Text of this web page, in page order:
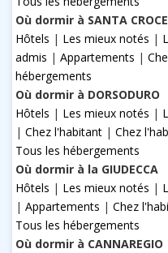
Où dormir à SANTA CROCE
Hôtels | Les mieux notés |
admis | Appartements |
hébergements
Où dormir à DORSODURO
Hôtels | Les mieux notés |
| Chez l'habitant | Chez
Tous les hébergements
Où dormir à la GIUDECCA
Hôtels | Les mieux notés |
| Appartements | Chez
Tous les hébergements
Où dormir à CANNAREGIO